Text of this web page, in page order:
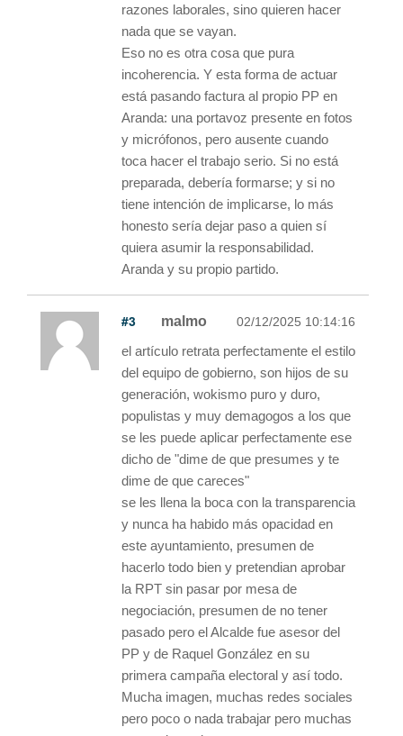
razones laborales, sino quieren hacer
nada que se vayan.
Eso no es otra cosa que pura
incoherencia. Y esta forma de actuar
está pasando factura al propio PP en
Aranda: una portavoz presente en fotos
y micrófonos, pero ausente cuando
toca hacer el trabajo serio. Si no está
preparada, debería formarse; y si no
tiene intención de implicarse, lo más
honesto sería dejar paso a quien sí
quiera asumir la responsabilidad.
Aranda y su propio partido.
#3 malmo 02/12/2025 10:14:16
el artículo retrata perfectamente el estilo
del equipo de gobierno, son hijos de su
generación, wokismo puro y duro,
populistas y muy demagogos a los que
se les puede aplicar perfectamente ese
dicho de "dime de que presumes y te
dime de que careces"
se les llena la boca con la transparencia
y nunca ha habido más opacidad en
este ayuntamiento, presumen de
hacerlo todo bien y pretendian aprobar
la RPT sin pasar por mesa de
negociación, presumen de no tener
pasado pero el Alcalde fue asesor del
PP y de Raquel González en su
primera campaña electoral y así todo.
Mucha imagen, muchas redes sociales
pero poco o nada trabajar pero muchas